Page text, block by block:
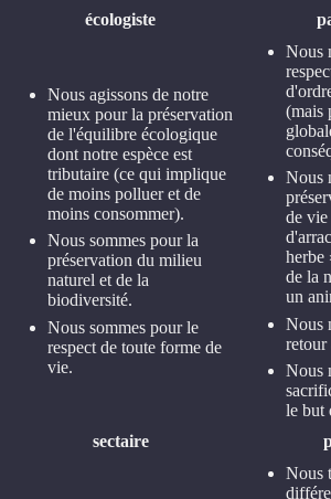
écologiste
Nous agissons de notre
mieux pour la préservation
de l'équilibre écologique
dont notre espèce est
tributaire (ce qui implique
de moins polluer et de
moins consommer).
Nous sommes pour la
préservation du milieu
naturel et de la
biodiversité.
Nous sommes pour le
respect de toute forme de
vie.
Nous
(mais
Nous
de
herbe
de la
un
Nous
retour
Nous
le but
sectaire
Nous